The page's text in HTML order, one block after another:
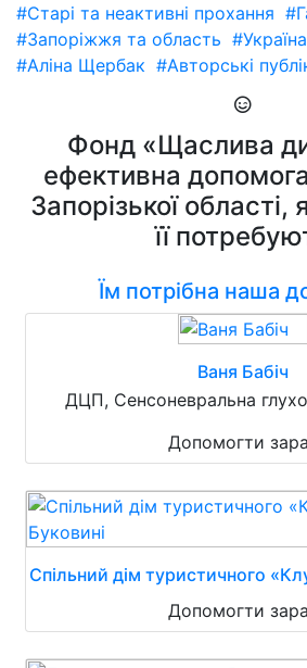
#Старі та неактивні прохання
#Запоріжжя та область #Україна
#Аліна Щербак #Авторські
Фонд «Щаслива
ефективна
Запорізької області,
її
Їм потрібна наша
Ваня Бабіч
ДЦП, Сенсоневральна
Допомогти
Спільний дім туристичного
Допомогти